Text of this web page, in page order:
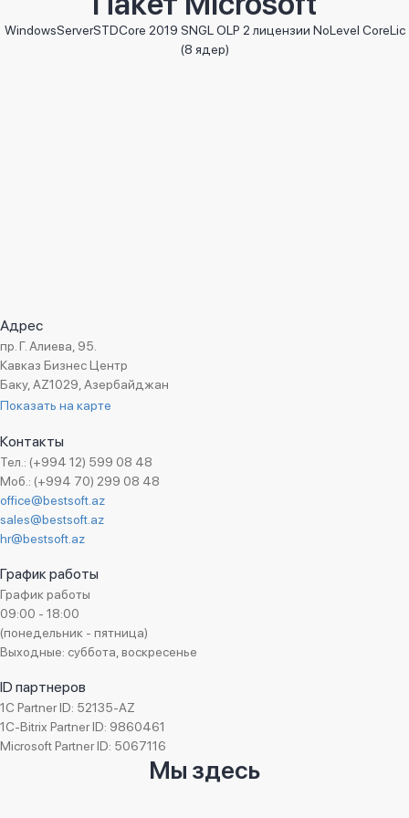
Июль 2015
Менеджер проекта:Мугимов Сергей
WindowsServerSTDCore 2019 SNGL OLP 2 лицензии NoLevel CoreLic
(8 ядер)
Адрес
пр. Г. Алиева, 95.
Кавказ Бизнес Центр
Баку, AZ1029, Азербайджан
Показать на карте
Контакты
Тел.: (+994 12) 599 08 48
Моб.: (+994 70) 299 08 48
office@bestsoft.az
sales@bestsoft.az
hr@bestsoft.az
График работы
График работы
09:00 - 18:00
(понедельник - пятница)
Выходные: суббота, воскресенье
ID партнеров
1C Partner ID: 52135-AZ
1C-Bitrix Partner ID: 9860461
Microsoft Partner ID: 5067116
Мы здесь